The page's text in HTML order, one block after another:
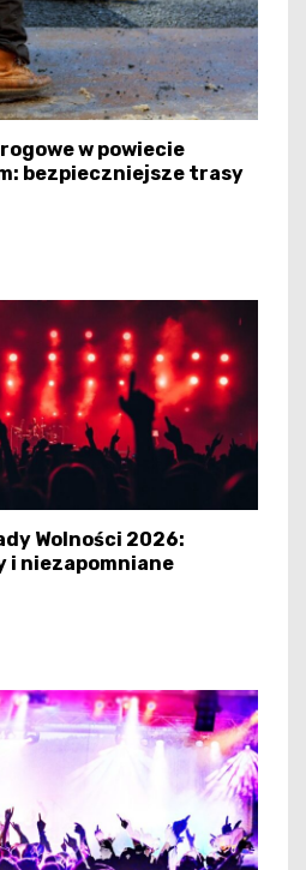
w powiecie
bezpieczniejsze trasy
Wolności 2026:
i niezapomniane